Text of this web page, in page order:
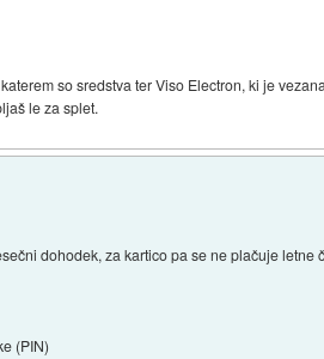
so sredstva ter Viso Electron, ki je
le za splet.
dohodek, za kartico pa se ne plačuje letne
(PIN)